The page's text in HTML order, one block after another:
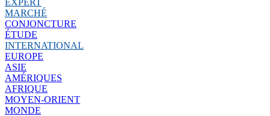
MARCHÉ
CONJONCTURE
ÉTUDE
INTERNATIONAL
EUROPE
ASIE
AMÉRIQUES
AFRIQUE
MOYEN-ORIENT
MONDE